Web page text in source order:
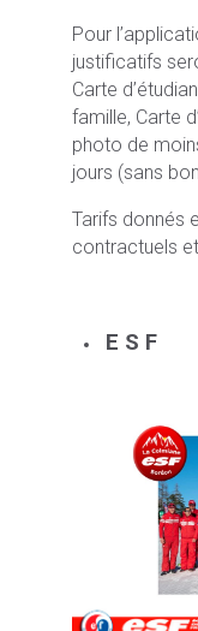
Pour
justificatifs
Carte
famille, Carte
photo de
jours (sans
Tarifs donnés
contractuels
E S F